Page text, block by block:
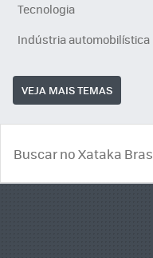
Tecnologia
Indústria automobilística
VEJA MAIS TEMAS